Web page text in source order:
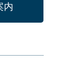
内